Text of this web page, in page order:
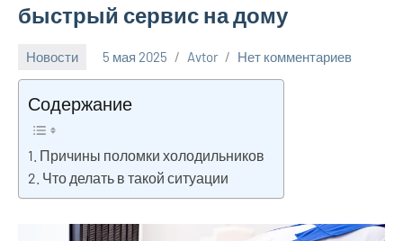
быстрый сервис на дому
Новости 5 мая 2025 Avtor Нет комментариев
Содержание
Причины поломки холодильников
Что делать в такой ситуации